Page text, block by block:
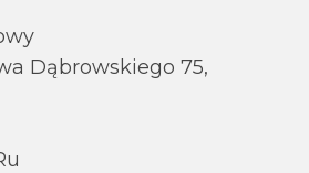
Dąbrowskiego 75,